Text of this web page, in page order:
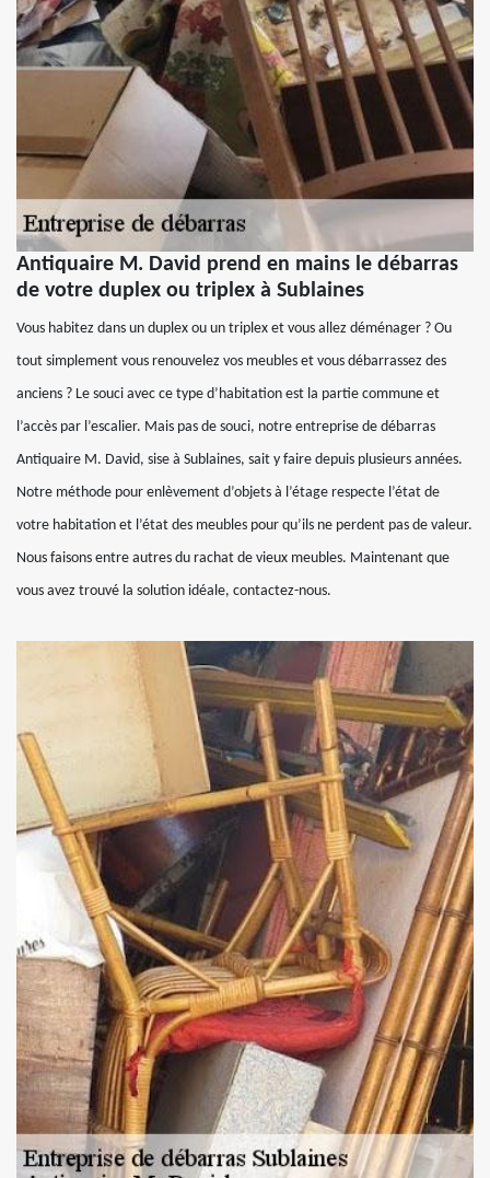
Antiquaire M. David prend en mains le débarras
de votre duplex ou triplex à Sublaines
Vous habitez dans un duplex ou un triplex et vous allez déménager ? Ou
tout simplement vous renouvelez vos meubles et vous débarrassez des
anciens ? Le souci avec ce type d’habitation est la partie commune et
l’accès par l’escalier. Mais pas de souci, notre entreprise de débarras
Antiquaire M. David, sise à Sublaines, sait y faire depuis plusieurs années.
Notre méthode pour enlèvement d’objets à l’étage respecte l’état de
votre habitation et l’état des meubles pour qu’ils ne perdent pas de valeur.
Nous faisons entre autres du rachat de vieux meubles. Maintenant que
vous avez trouvé la solution idéale, contactez-nous.